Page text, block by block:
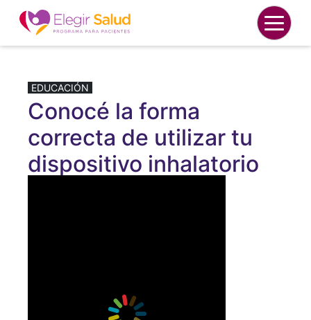
EDUCACIÓN
Conocé la forma
correcta de utilizar tu
dispositivo inhalatorio